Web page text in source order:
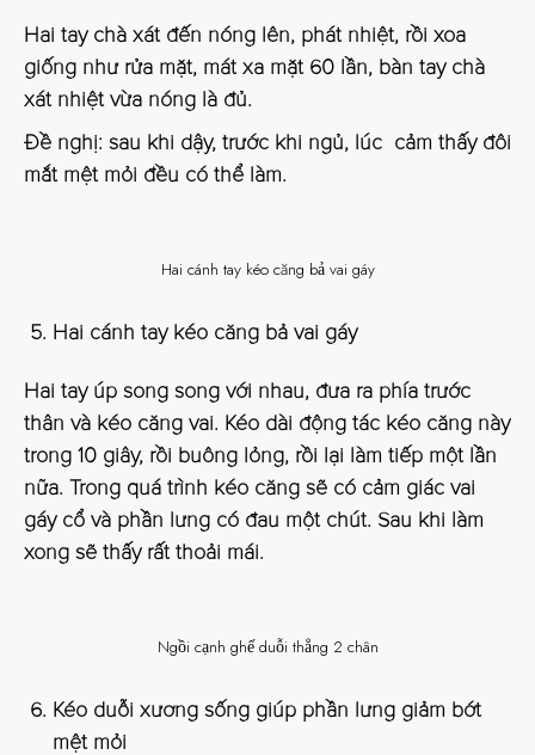
Hai tay chà xát đến nóng lên, phát nhiệt, rồi xoa
giống như rửa mặt, mát xa mặt 60 lần, bàn tay chà
xát nhiệt vừa nóng là đủ.
Đề nghị: sau khi dậy, trước khi ngủ, lúc cảm thấy đôi
mắt mệt mỏi đều có thể làm.
Hai cánh tay kéo căng bả vai gáy
Hai cánh tay kéo căng bả vai gáy
Hai tay úp song song với nhau, đưa ra phía trước
thân và kéo căng vai. Kéo dài động tác kéo căng này
trong 10 giây, rồi buông lỏng, rồi lại làm tiếp một lần
nữa. Trong quá trình kéo căng sẽ có cảm giác vai
gáy cổ và phần lưng có đau một chút. Sau khi làm
xong sẽ thấy rất thoải mái.
Ngồi cạnh ghế duỗi thẳng 2 chân
Kéo duỗi xương sống giúp phần lưng giảm bớt
mệt mỏi